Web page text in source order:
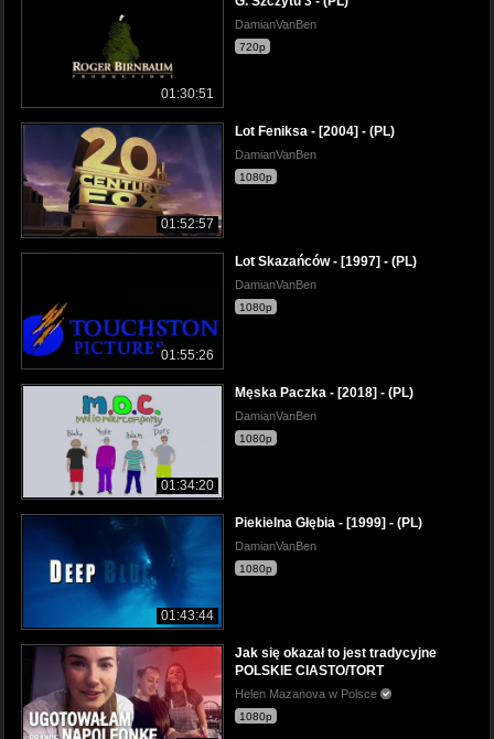
01:30:51
DamianVanBen
720p
01:52:57
Lot Feniksa - [2004] - (PL)
DamianVanBen
1080p
01:55:26
Lot Skazańców - [1997] - (PL)
DamianVanBen
1080p
01:34:20
Męska Paczka - [2018] - (PL)
DamianVanBen
1080p
01:43:44
Piekielna Głębia - [1999] - (PL)
DamianVanBen
1080p
Jak się okazał to jest tradycyjne
POLSKIE CIASTO/TORT
Helen Mazanova w Polsce
1080p